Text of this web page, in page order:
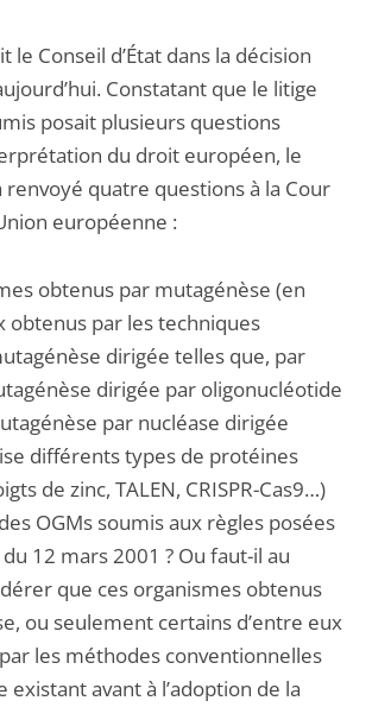
le Conseil d’État dans la décision
Constatant que le litige
posait plusieurs questions
du droit européen, le
renvoyé quatre questions à la Cour
européenne :
obtenus par mutagénèse (en
obtenus par les techniques
dirigée telles que, par
dirigée par oligonucléotide
par nucléase dirigée
différents types de protéines
de zinc, TALEN, CRISPR-Cas9…)
OGMs soumis aux règles posées
12 mars 2001 ? Ou faut-il au
que ces organismes obtenus
ou seulement certains d’entre eux
les méthodes conventionnelles
existant avant à l’adoption de la